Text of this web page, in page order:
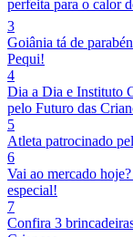
perfeita para o calor
3
Goiânia tá de
Pequi!
4
Dia a Dia e Instituto
pelo Futuro das
5
Atleta patrocinado
6
Vai ao mercado
especial!
7
Confira 3